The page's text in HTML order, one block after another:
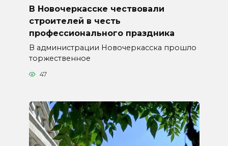
В Новочеркасске чествовали
строителей в честь
профессионального праздника
В администрации Новочеркасска прошло
торжественное
47